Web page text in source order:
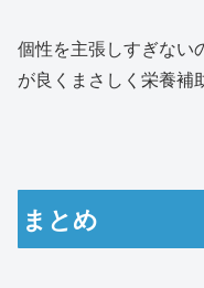
個性を主張しすぎない
が良くまさしく栄養補
まとめ